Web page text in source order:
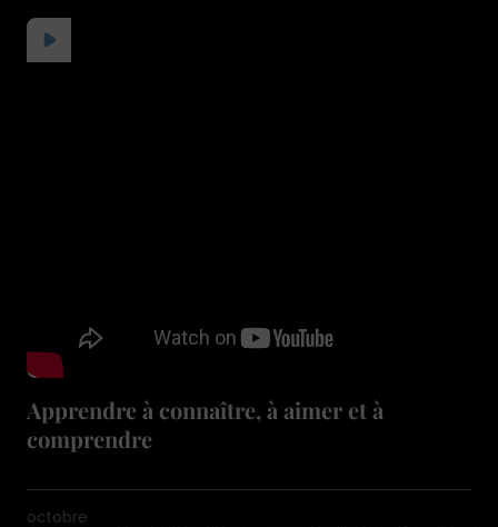
Apprendre à connaître, à aimer et à
comprendre
octobre